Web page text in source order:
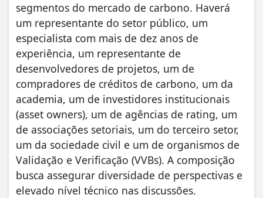
segmentos do mercado de carbono. Haverá
um representante do setor público, um
especialista com mais de dez anos de
experiência, um representante de
desenvolvedores de projetos, um de
compradores de créditos de carbono, um da
academia, um de investidores institucionais
(asset owners), um de agências de rating, um
de associações setoriais, um do terceiro setor,
um da sociedade civil e um de organismos de
Validação e Verificação (VVBs). A composição
busca assegurar diversidade de perspectivas e
elevado nível técnico nas discussões.